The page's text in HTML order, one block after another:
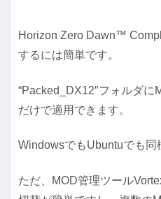
Horizon Zero Dawn™
するには簡単です。
“Packed_DX12″フォルダに
だけで適用できます。
WindowsでもUbuntuでも同
ただ、MOD管理ツール